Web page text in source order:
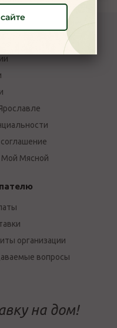
Мясной
организации
вопросы
на дом!